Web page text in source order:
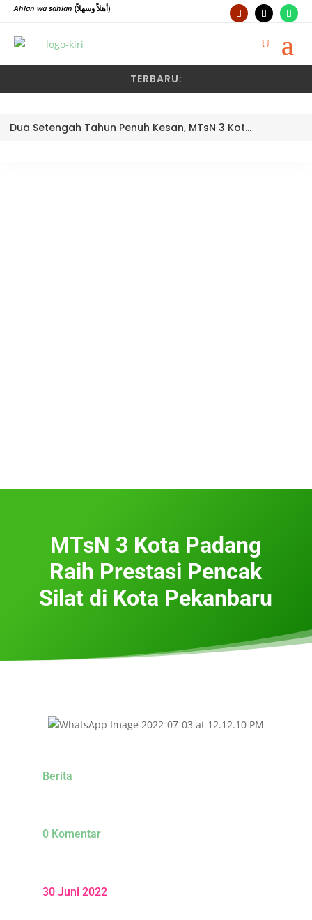
Ahlan wa sahlan (أهلاً وسهلاً)
TERBARU:
Dua Setengah Tahun Penuh Kesan, MTsN 3 Kota Padang Lepas Pengawas Pembina Dra. Nayusminar Nasrun
MTsN 3 Kota Padang
Raih Prestasi Pencak
Silat di Kota Pekanbaru
Berita
0 Komentar
30 Juni 2022